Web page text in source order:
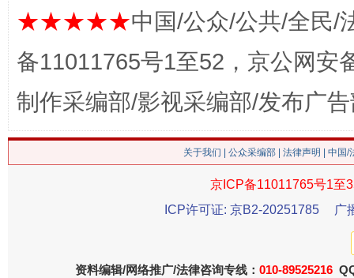
今
★★★★★中国/公众/公共/全民/
备11011765号1至52，京公网安
制作采编部/影视采编部/发布广
关于我们 公众采编部 法律声明 | 中国
京ICP备11011765号1至
ICP许可证: 京B2-20251785
广
资料编辑/网络推广/法律咨询专线： 010-89525216